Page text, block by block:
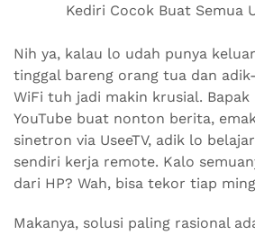
Kediri Cocok Buat Semua
Nih ya, kalau lo udah punya
tinggal bareng orang tua dan
WiFi tuh jadi makin krusial.
YouTube buat nonton berita,
sinetron via UseeTV, adik lo
sendiri kerja remote. Kalo
dari HP? Wah, bisa tekor tiap
Makanya, solusi paling rasional